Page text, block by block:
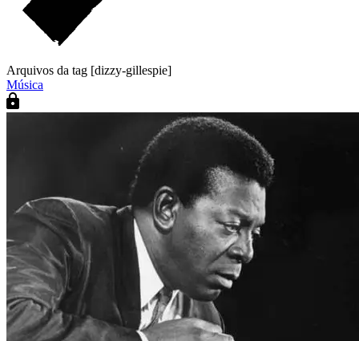
Arquivos da tag [dizzy-gillespie]
Música